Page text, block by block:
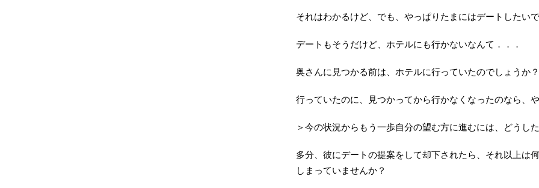
それはわかるけど、でも、やっぱりたまにはデートしたいで
デートもそうだけど、ホテルにも行かないなんて．．．
奥さんに見つかる前は、ホテルに行っていたのでしょうか？
行っていたのに、見つかってから行かなくなったのなら、
＞今の状況からもう一歩自分の望む方に進むには、どうし
多分、彼にデートの提案をして却下されたら、それ以上は
しまっていませんか？